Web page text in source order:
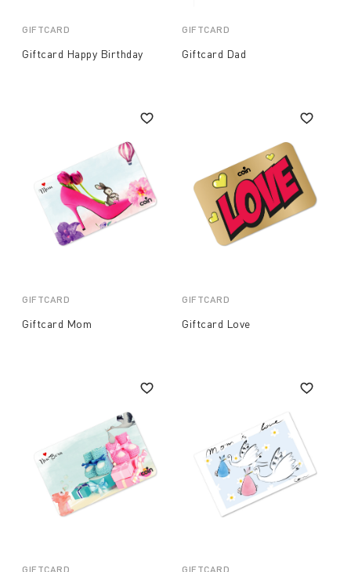
GIFTCARD
Giftcard Happy Birthday
GIFTCARD
Giftcard Dad
GIFTCARD
Giftcard Mom
GIFTCARD
Giftcard Love
GIFTCARD GIFTCARD